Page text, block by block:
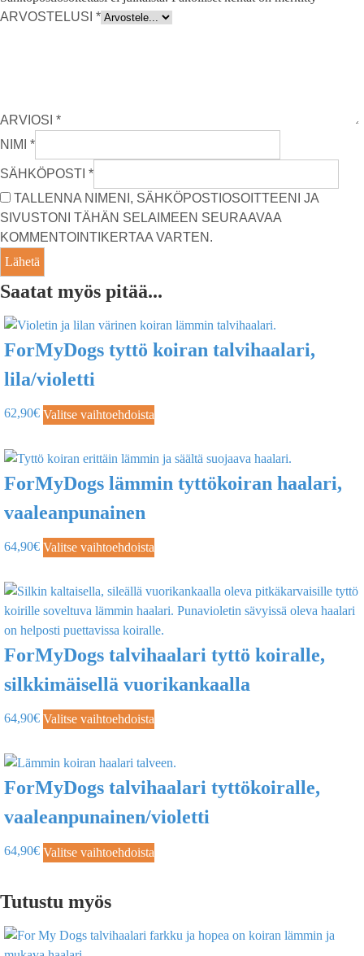
ARVOSTELUSI *
ARVIOSI *
NIMI *
SÄHKÖPOSTI *
TALLENNA NIMENI, SÄHKÖPOSTIOSOITTEENI JA
SIVUSTONI TÄHÄN SELAIMEEN SEURAAVAA
KOMMENTOINTIKERTAA VARTEN.
Saatat myös pitää...
ForMyDogs tyttö koiran talvihaalari,
lila/violetti
62,90€ Valitse vaihtoehdoista
ForMyDogs lämmin tyttökoiran haalari,
vaaleanpunainen
64,90€ Valitse vaihtoehdoista
ForMyDogs talvihaalari tyttö koiralle,
silkkimäisellä vuorikankaalla
64,90€ Valitse vaihtoehdoista
ForMyDogs talvihaalari tyttökoiralle,
vaaleanpunainen/violetti
64,90€ Valitse vaihtoehdoista
Tutustu myös